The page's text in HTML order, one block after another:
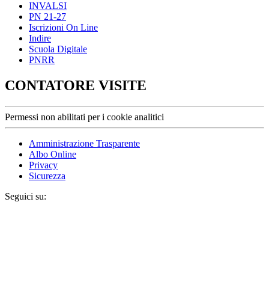
INVALSI
PN 21-27
Iscrizioni On Line
Indire
Scuola Digitale
PNRR
CONTATORE VISITE
Permessi non abilitati per i cookie analitici
Amministrazione Trasparente
Albo Online
Privacy
Sicurezza
Seguici su: